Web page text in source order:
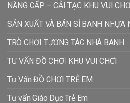
NÂNG CẤP – CẢI TẠO KHU VUI
SẢN XUẤT VÀ BÁN SỈ BANH NHỰA
TRÒ CHƠI TƯƠNG TÁC NHÀ BANH
TƯ VẤN ĐỒ CHƠI KHU VUI CHƠI
Tư Vấn ĐỒ CHƠI TRẺ EM
Tư vấn Giáo Dục Trẻ Em